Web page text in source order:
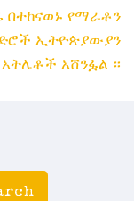
በተከናወኑ የማራቶን
ኢትዮጵያውያን
አትሌቶች አሸንፏል ።